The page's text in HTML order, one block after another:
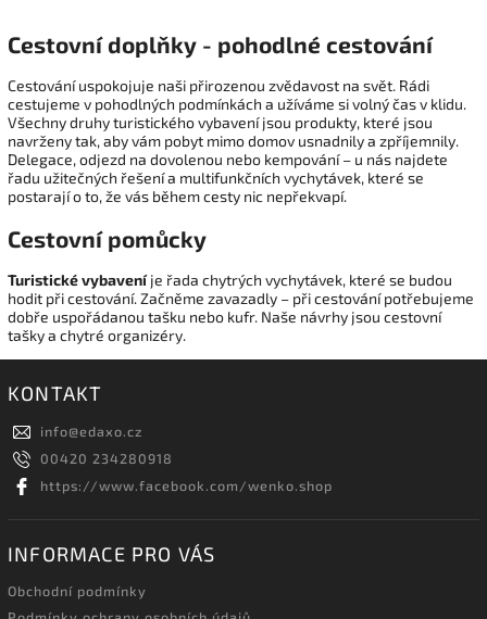
Cestovní doplňky - pohodlné cestování
Cestování uspokojuje naši přirozenou zvědavost na svět. Rádi
cestujeme v pohodlných podmínkách a užíváme si volný čas v klidu.
Všechny druhy turistického vybavení jsou produkty, které jsou
navrženy tak, aby vám pobyt mimo domov usnadnily a zpříjemnily.
Delegace, odjezd na dovolenou nebo kempování – u nás najdete
řadu užitečných řešení a multifunkčních vychytávek, které se
postarají o to, že vás během cesty nic nepřekvapí.
Cestovní pomůcky
Turistické vybaveníje řada chytrých vychytávek, které se budou
hodit při cestování. Začněme zavazadly – ​​při cestování potřebujeme
dobře uspořádanou tašku nebo kufr. Naše návrhy jsou cestovní
tašky a chytré organizéry.
KONTAKT
info@edaxo.cz
00420 234280918
https://www.facebook.com/wenko.shop
INFORMACE PRO VÁS
Obchodní podmínky